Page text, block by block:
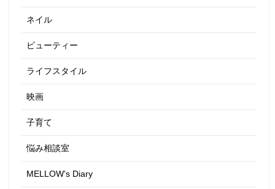
ネイル
ビューティー
ライフスタイル
映画
子育て
悩み相談室
MELLOW’s Diary